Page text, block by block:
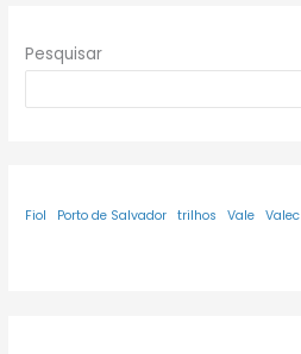
Pesquisar
Fiol Porto de Salvador trilhos Vale Valec